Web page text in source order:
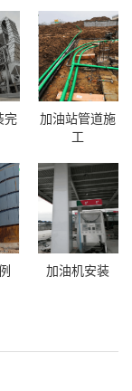
完
加油站管道施
工
加油机安装